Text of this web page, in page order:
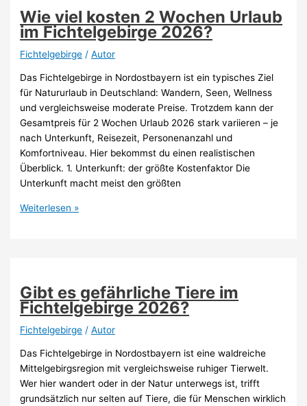
2026
Wie viel kosten 2 Wochen Urlaub
im Fichtelgebirge 2026?
Fichtelgebirge /Autor
Das Fichtelgebirge in Nordostbayern ist ein typisches Ziel
für Natururlaub in Deutschland: Wandern, Seen, Wellness
und vergleichsweise moderate Preise. Trotzdem kann der
Gesamtpreis für 2 Wochen Urlaub 2026 stark variieren – je
nach Unterkunft, Reisezeit, Personenanzahl und
Komfortniveau. Hier bekommst du einen realistischen
Überblick. 1. Unterkunft: der größte Kostenfaktor Die
Unterkunft macht meist den größten
Wie
im
Fichtelgebirge
2026?
Weiterlesen »
Gibt es gefährliche Tiere im
Fichtelgebirge 2026?
Fichtelgebirge /Autor
Das Fichtelgebirge in Nordostbayern ist eine waldreiche
Mittelgebirgsregion mit vergleichsweise ruhiger Tierwelt.
Wer hier wandert oder in der Natur unterwegs ist, trifft
grundsätzlich nur selten auf Tiere, die für Menschen wirklich